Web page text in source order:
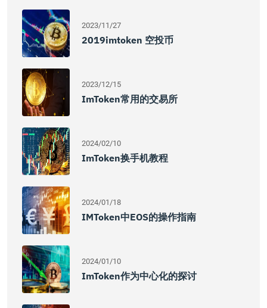
2023/11/27
2019imtoken 空投币
2023/12/15
ImToken常用的交易所
2024/02/10
ImToken换手机教程
2024/01/18
IMToken中EOS的操作指南
2024/01/10
ImToken作为中心化的探讨